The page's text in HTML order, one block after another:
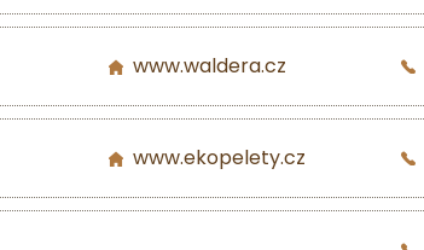
www.waldera.cz
www.ekopelety.cz